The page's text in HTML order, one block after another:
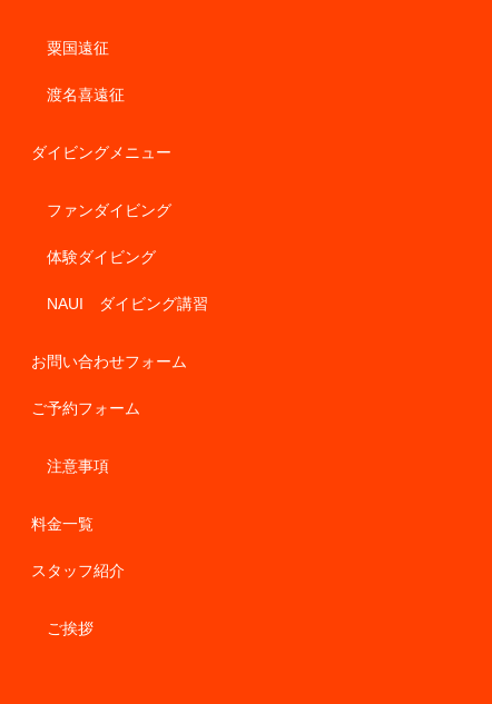
粟国遠征
渡名喜遠征
ダイビングメニュー
ファンダイビング
体験ダイビング
NAUI ダイビング講習
お問い合わせフォーム
ご予約フォーム
注意事項
料金一覧
スタッフ紹介
ご挨拶